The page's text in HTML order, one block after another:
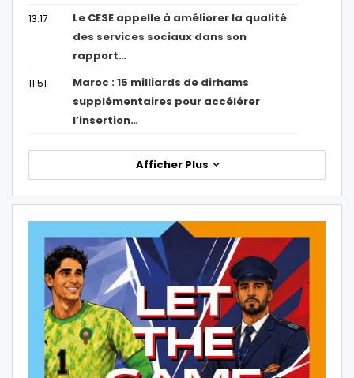
13:17
Le CESE appelle à améliorer la qualité
des services sociaux dans son
rapport…
11:51
Maroc : 15 milliards de dirhams
supplémentaires pour accélérer
l’insertion…
Afficher Plus